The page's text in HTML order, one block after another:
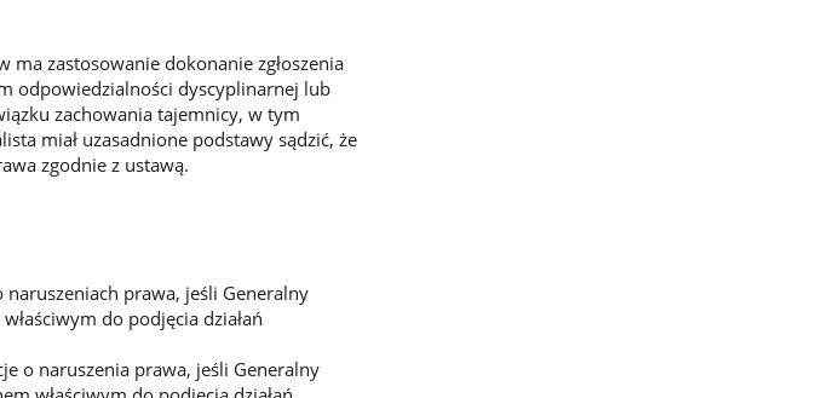
zastosowanie dokonanie zgłoszenia
odpowiedzialności dyscyplinarnej lub
zachowania tajemnicy, w tym
miał uzasadnione podstawy sądzić, że
zgodnie z ustawą.
prawa, jeśli Generalny
do podjęcia działań
o naruszenia prawa, jeśli Generalny